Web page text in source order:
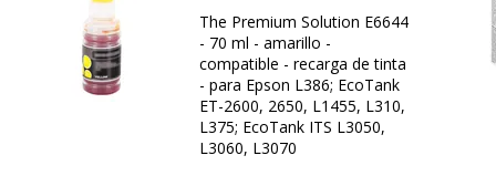
The Premium Solution E6644
- 70 ml - amarillo -
compatible - recarga de tinta
- para Epson L386; EcoTank
ET-2600, 2650, L1455, L310,
L375; EcoTank ITS L3050,
L3060, L3070